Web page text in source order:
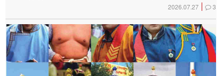
2026.07.27 3